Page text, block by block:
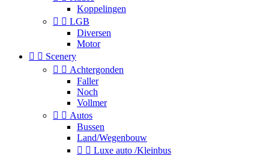
Koppelingen
  LGB
Diversen
Motor
  Scenery
  Achtergonden
Faller
Noch
Vollmer
  Autos
Bussen
Land/Wegenbouw
  Luxe auto /Kleinbus